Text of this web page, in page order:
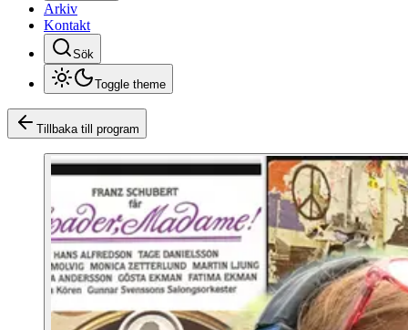
Arkiv
Kontakt
Sök
Toggle theme
Tillbaka till program